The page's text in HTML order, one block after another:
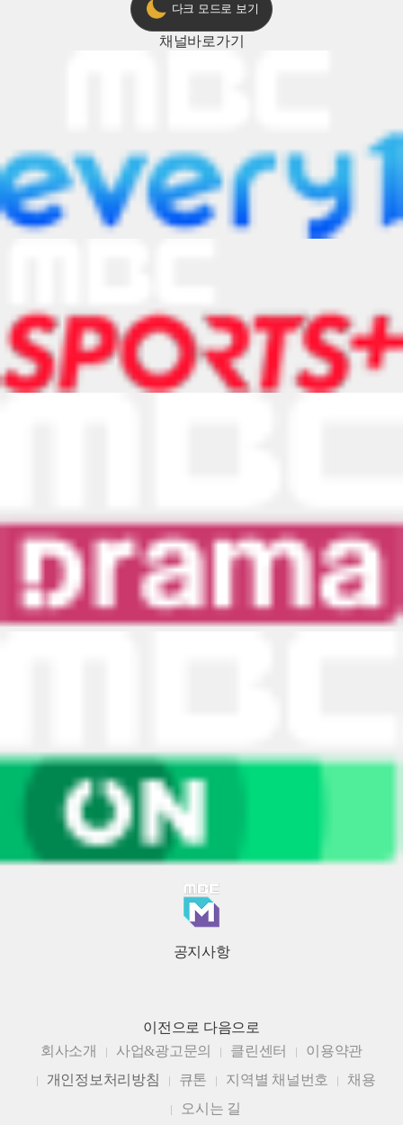
다크 모드로 보기
채널바로가기
공지사항
이전으로 다음으로
회사소개
사업&광고문의 클린센터
이용약관
개인정보처리방침
큐톤 지역별 채널번호
채용
오시는 길